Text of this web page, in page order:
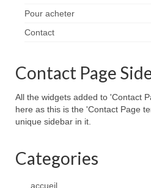
Pour acheter
Contact
Contact Page
All the widgets added to 'Contact
here as this is the 'Contact Page
unique sidebar in it.
Categories
accueil